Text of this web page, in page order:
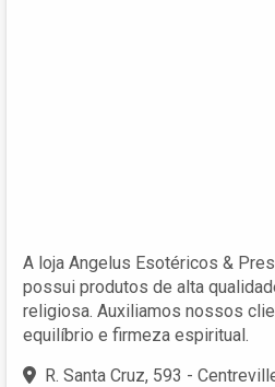
A loja Angelus Esotéricos &
possui produtos de alta
religiosa. Auxiliamos nossos
equilíbrio e firmeza espiritual.
R. Santa Cruz, 593 -